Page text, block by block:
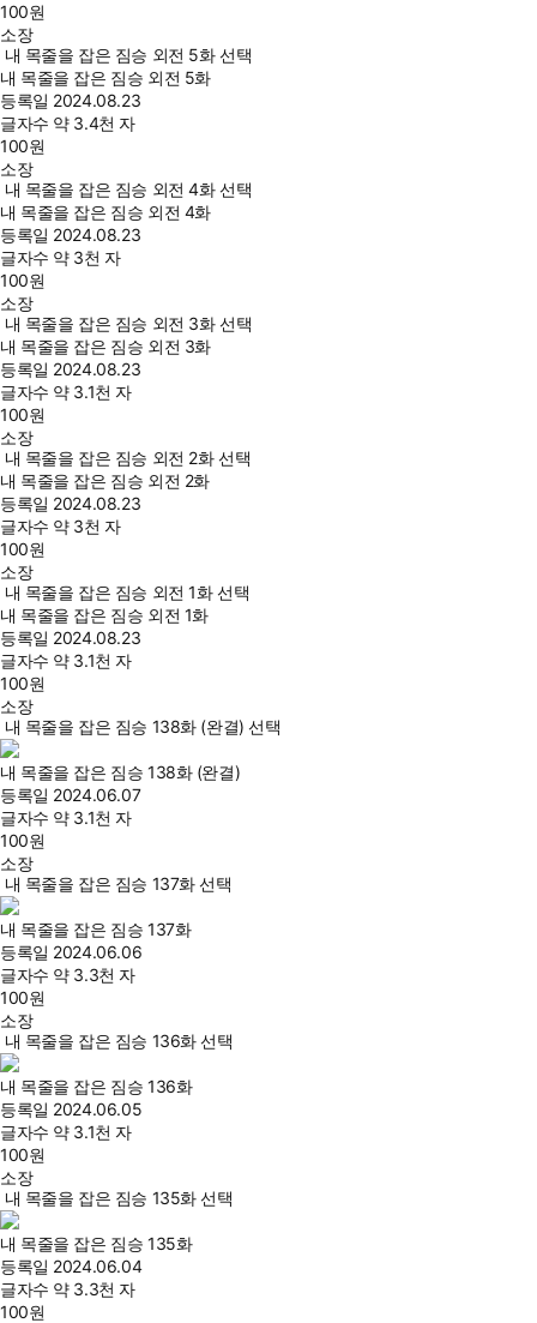
100원
소장
내 목줄을 잡은 짐승 외전 5화 선택
내 목줄을 잡은 짐승 외전 5화
등록일 2024.08.23
글자수 약 3.4천 자
100원
소장
내 목줄을 잡은 짐승 외전 4화 선택
내 목줄을 잡은 짐승 외전 4화
등록일 2024.08.23
글자수 약 3천 자
100원
소장
내 목줄을 잡은 짐승 외전 3화 선택
내 목줄을 잡은 짐승 외전 3화
등록일 2024.08.23
글자수 약 3.1천 자
100원
소장
내 목줄을 잡은 짐승 외전 2화 선택
내 목줄을 잡은 짐승 외전 2화
등록일 2024.08.23
글자수 약 3천 자
100원
소장
내 목줄을 잡은 짐승 외전 1화 선택
내 목줄을 잡은 짐승 외전 1화
등록일 2024.08.23
글자수 약 3.1천 자
100원
소장
내 목줄을 잡은 짐승 138화 (완결) 선택
내 목줄을 잡은 짐승 138화 (완결)
등록일 2024.06.07
글자수 약 3.1천 자
100원
소장
내 목줄을 잡은 짐승 137화 선택
내 목줄을 잡은 짐승 137화
등록일 2024.06.06
글자수 약 3.3천 자
100원
소장
내 목줄을 잡은 짐승 136화 선택
내 목줄을 잡은 짐승 136화
등록일 2024.06.05
글자수 약 3.1천 자
100원
소장
내 목줄을 잡은 짐승 135화 선택
내 목줄을 잡은 짐승 135화
등록일 2024.06.04
글자수 약 3.3천 자
100원